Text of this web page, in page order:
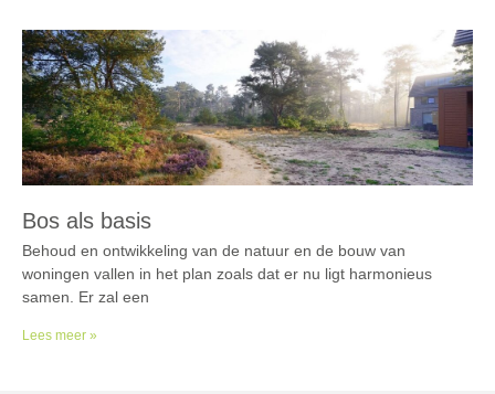
Bos als basis
Behoud en ontwikkeling van de natuur en de bouw van
woningen vallen in het plan zoals dat er nu ligt harmonieus
samen. Er zal een
Lees meer »